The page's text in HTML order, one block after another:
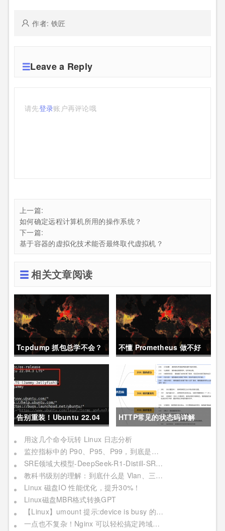
作者: 铁匠
Leave a Reply
请先登录账户再评论哦
上一篇:
如何确定远程计算机所用的操作系统？
下一篇:
基于容器的虚拟化技术能否最终取代虚拟机？
相关文章阅读
Tcpdump 抓包总学不会？
这篇保姆级教程，今天可以
拿下！
不懂 Prometheus 做不好
运维？那就来看这一篇干货
吧。
告别重装！Ubuntu 22.04
直升24.04教程，零数据丢
失的终极方案
HTTP常见的状态码详解
用这几个命令玩转 Linux 日志分析
监控指标中的 P90、P95、P99，到底是个啥？
SRE领域大模型-DeepSeek-R1-Distill-SRE-Qwen-32B-INT8
教科书级别的理解：到底什么是 Vlan、三层交换机、网关与DNS？
Linux 磁盘IO 性能优化，提升30%！
Linux磁盘MBR格式转换GPT
【Linux】umount 提示:device is busy 的处理方法(In some cases useful info about processes that use )
一点也不复杂！Nginx 可以轻松搞定跨域问题？妥妥加薪！